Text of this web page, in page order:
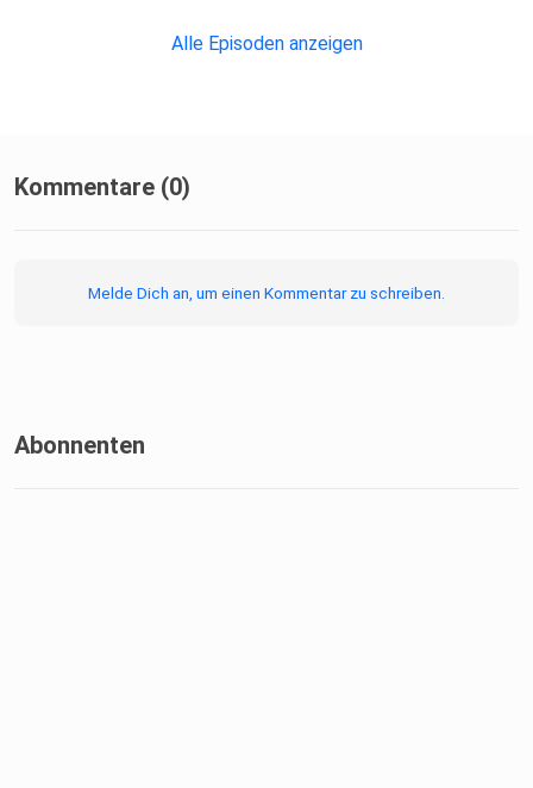
Alle Episoden anzeigen
Kommentare (0)
Melde Dich an, um einen Kommentar zu schreiben.
Abonnenten